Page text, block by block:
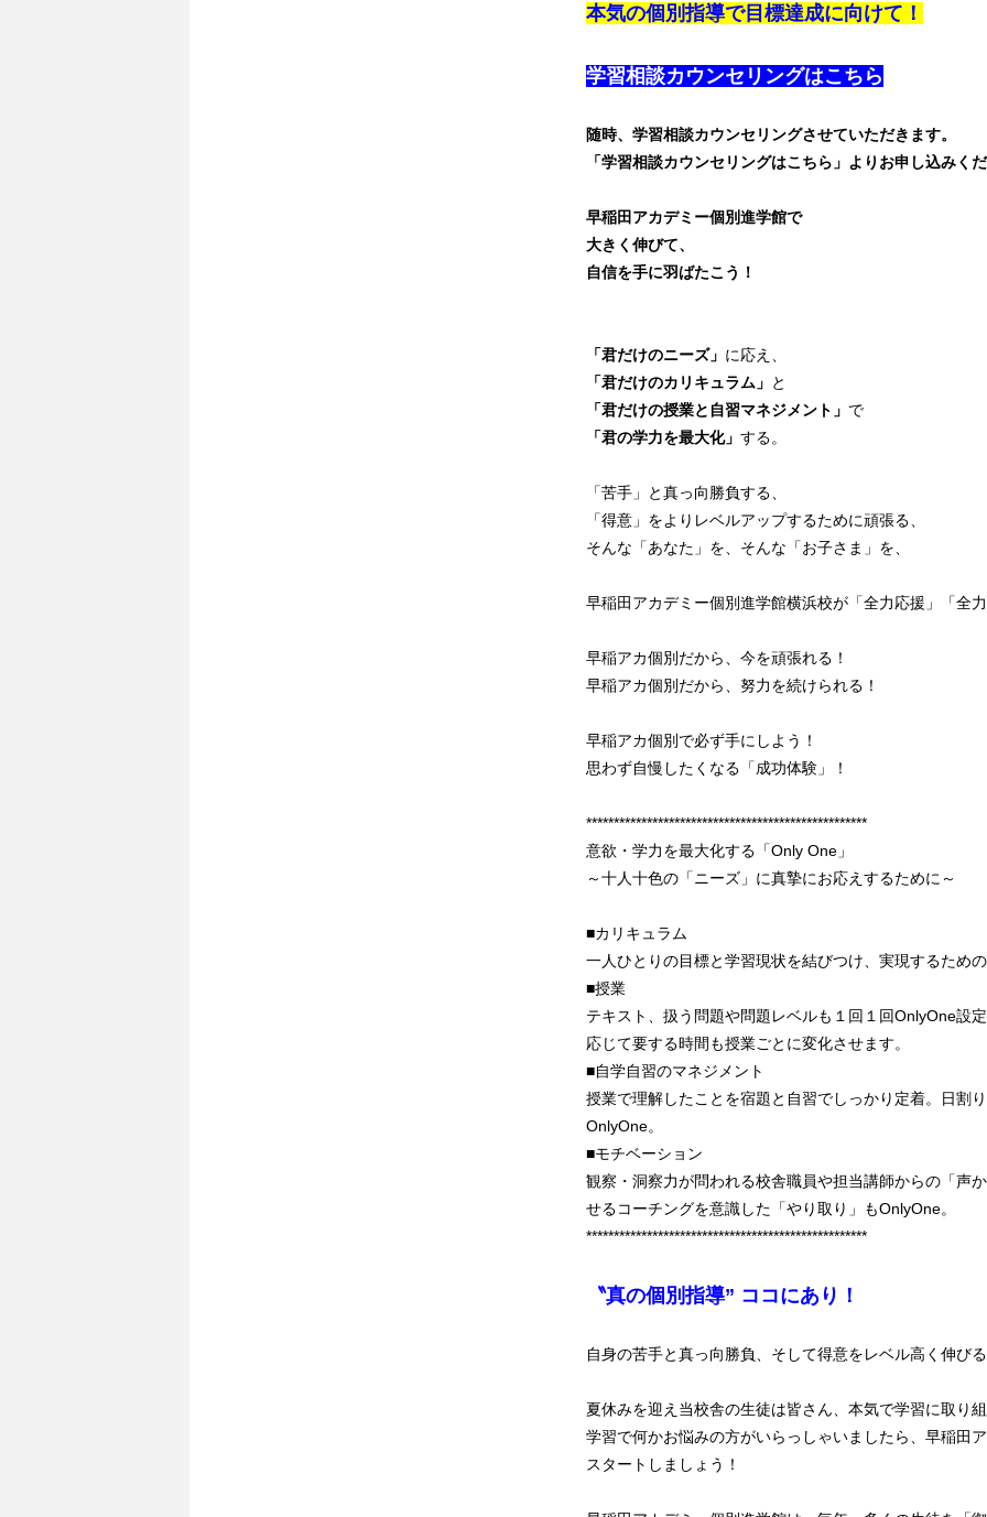
本気の個別指導で目標達成に向けて！
学習相談カウンセリングはこちら
随時、学習相談カウンセリングさせていただきます。
「学習相談カウンセリングはこちら」よりお申し込みく
早稲田アカデミー個別進学館で
大きく伸びて、
自信を手に羽ばたこう！
「君だけのニーズ」 に応え、
「君だけのカリキュラム」 と
「君だけの授業と自習マネジメント」 で
「君の学力を最大化」 する。
「苦手」と真っ向勝負する、
「得意」をよりレベルアップするために頑張る、
そんな「あなた」を、そんな「お子さま」を、
早稲田アカデミー個別進学館横浜校が「全力応援」「全
早稲アカ個別だから、今を頑張れる！
早稲アカ個別だから、努力を続けられる！
早稲アカ個別で必ず手にしよう！
思わず自慢したくなる「成功体験」！
***************************************************
意欲・学力を最大化する「Only One」
～十人十色の「ニーズ」に真摯にお応えするために～
■カリキュラム
一人ひとりの目標と学習現状を結びつけ、実現するため
■授業
テキスト、扱う問題や問題レベルも１回１回OnlyOne設
応じて要する時間も授業ごとに変化させます。
■自学自習のマネジメント
授業で理解したことを宿題と自習でしっかり定着。日割
OnlyOne。
■モチベーション
観察・洞察力が問われる校舎職員や担当講師からの「声
せるコーチングを意識した「やり取り」もOnlyOne。
***************************************************
〝真の個別指導” ココにあり！
自身の苦手と真っ向勝負、そして得意をレベル高く伸び
夏休みを迎え当校舎の生徒は皆さん、本気で学習に取り
学習で何かお悩みの方がいらっしゃいましたら、早稲田
スタートしましょう！